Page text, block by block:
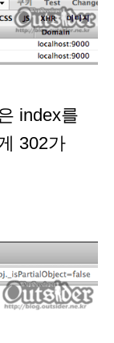
index를
302가